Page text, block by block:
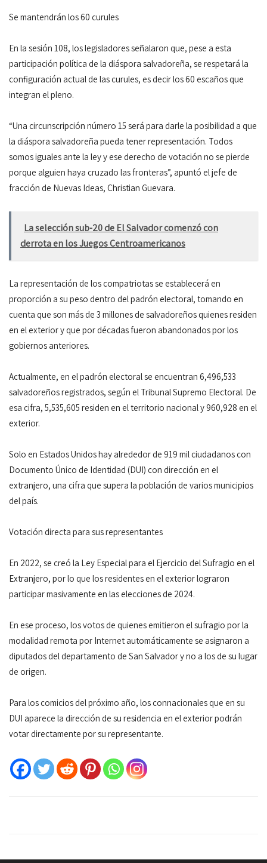
Se mantendrán los 60 curules
En la sesión 108, los legisladores señalaron que, pese a esta
participación política de la diáspora salvadoreña, se respetará la
configuración actual de las curules, es decir los 60 escaños que
integran el pleno.
“Una circunscripción número 15 será para darle la posibilidad a que
la diáspora salvadoreña pueda tener representación. Todos
somos iguales ante la ley y ese derecho de votación no se pierde
porque alguien haya cruzado las fronteras”, apuntó el jefe de
fracción de Nuevas Ideas, Christian Guevara.
La selección sub-20 de El Salvador comenzó con
derrota en los Juegos Centroamericanos
La representación de los compatriotas se establecerá en
proporción a su peso dentro del padrón electoral, tomando en
cuenta que son más de 3 millones de salvadoreños quienes residen
en el exterior y que por décadas fueron abandonados por los
gobiernos anteriores.
Actualmente, en el padrón electoral se encuentran 6,496,533
salvadoreños registrados, según el Tribunal Supremo Electoral. De
esa cifra, 5,535,605 residen en el territorio nacional y 960,928 en el
exterior.
Solo en Estados Unidos hay alrededor de 919 mil ciudadanos con
Documento Único de Identidad (DUI) con dirección en el
extranjero, una cifra que supera la población de varios municipios
del país.
Votación directa para sus representantes
En 2022, se creó la Ley Especial para el Ejercicio del Sufragio en el
Extranjero, por lo que los residentes en el exterior lograron
participar masivamente en las elecciones de 2024.
En ese proceso, los votos de quienes emitieron el sufragio por la
modalidad remota por Internet automáticamente se asignaron a
diputados del departamento de San Salvador y no a los de su lugar
de origen.
Para los comicios del próximo año, los connacionales que en su
DUI aparece la dirección de su residencia en el exterior podrán
votar directamente por su representante.